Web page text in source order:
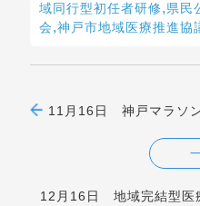
域同行型初任者研修,県民
会,神戸市地域医療推進協
11月16日 神戸マラソ
12月16日 地域完結型医